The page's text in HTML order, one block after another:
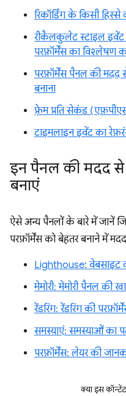
रिकॉर्डिंग के किसी
रीकैलकुलेट स्टाइल इवेंट
परफ़ॉर्मेंस का विश्लेषण
परफ़ॉर्मेंस पैनल की मदद
बनाना
फ़्रेम प्रति सेकंड
टाइमलाइन इवेंट का
इन पैनल की मदद से
बनाएं
ऐसे अन्य पैनलों के बारे में जानें
परफ़ॉर्मेंस को बेहतर बनाने में
Lighthouse: वेबसाइट
मेमोरी: मेमोरी पैनल की
रेंडरिंग: रेंडरिंग की
समस्याएं: समस्याओं का
परफ़ॉर्मेंस: लेयर की
क्या इस